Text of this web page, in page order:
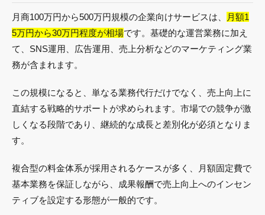
月商100万円から500万円規模の企業向けサービスは、
月額1
5万円から30万円程度が相場です。基礎的な運営業務に加え
て、SNS運用、広告運用、売上分析などのマーケティング業
務が含まれます。
この規模になると、単なる業務代行だけでなく、売上向上に
直結する戦略的サポートが求められます。市場での競争が激
しくなる段階であり、継続的な成長と差別化が必須となりま
す。
複合型の料金体系が採用されるケースが多く、月額固定費で
基本業務を保証しながら、成果報酬で売上向上へのインセン
ティブを設定する形態が一般的です。